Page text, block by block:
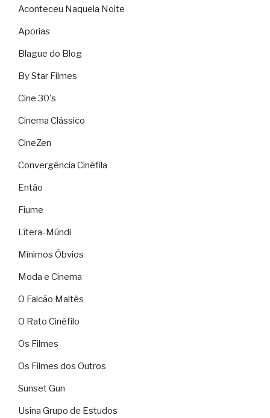
Aconteceu Naquela Noite
Aporias
Blague do Blog
By Star Filmes
Cine 30's
Cinema Clássico
CineZen
Convergência Cinéfila
Então
Fiume
Lítera-Múndi
Mínimos Óbvios
Moda e Cinema
O Falcão Maltês
O Rato Cinéfilo
Os Filmes
Os Filmes dos Outros
Sunset Gun
Usina Grupo de Estudos